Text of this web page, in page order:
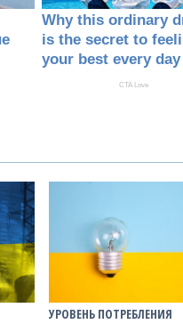
УРОВЕНЬ ПОТРЕБЛЕНИЯ